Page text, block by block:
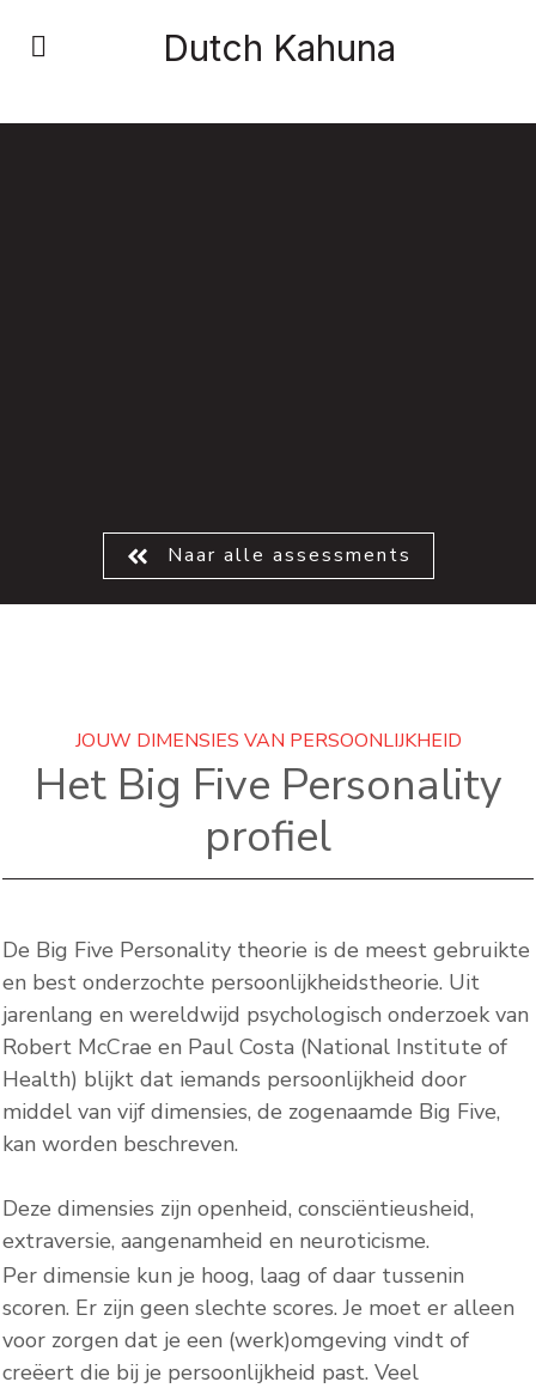
Dutch Kahuna
Naar alle assessments
JOUW DIMENSIES VAN PERSOONLIJKHEID
Het Big Five Personality
profiel
De Big Five Personality theorie is de meest gebruikte
en best onderzochte persoonlijkheidstheorie. Uit
jarenlang en wereldwijd psychologisch onderzoek van
Robert McCrae en Paul Costa (National Institute of
Health) blijkt dat iemands persoonlijkheid door
middel van vijf dimensies, de zogenaamde Big Five,
kan worden beschreven.
Deze dimensies zijn openheid, consciëntieusheid,
extraversie, aangenamheid en neuroticisme.
Per dimensie kun je hoog, laag of daar tussenin
scoren. Er zijn geen slechte scores. Je moet er alleen
voor zorgen dat je een (werk)omgeving vindt of
creëert die bij je persoonlijkheid past. Veel